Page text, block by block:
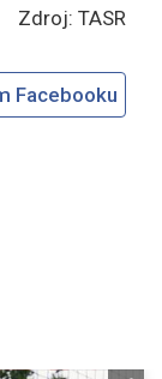
Zdroj: TASR
Facebooku